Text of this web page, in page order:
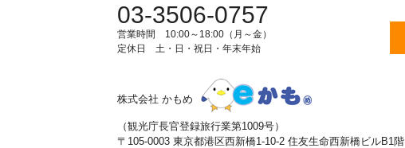
03-3506-0757
営業時間 10:00～18:00（月～金）
定休日 土・日・祝日・年末年始
株式会社 かもめ
（観光庁長官登録旅行業第1009号）
〒105-0003 東京都港区西新橋1-10-2 住友生命西新橋ビルB1階